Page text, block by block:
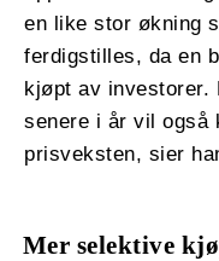
en like stor økning
ferdigstilles, da en
kjøpt av investorer.
senere i år vil også
prisveksten, sier
Mer selektive